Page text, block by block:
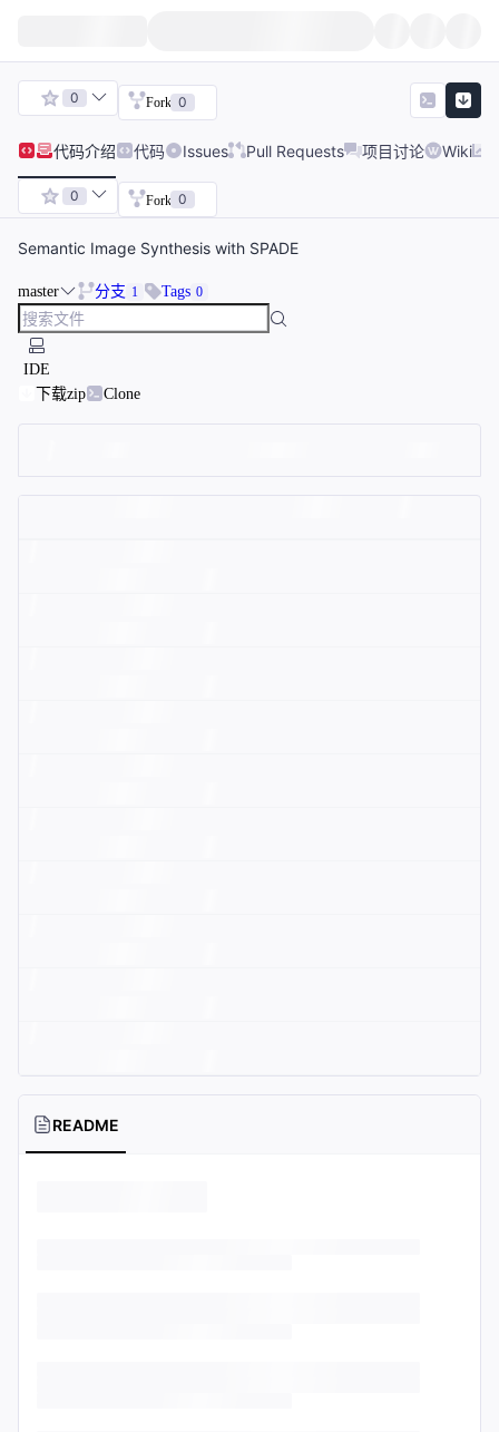
0 Fork 0
代码介绍 代码 Issues Pull Requests 项目讨论 Wiki
0 Fork 0
Semantic Image Synthesis with SPADE
master 分支 1 Tags 0
IDE
下载zip
Clone
README